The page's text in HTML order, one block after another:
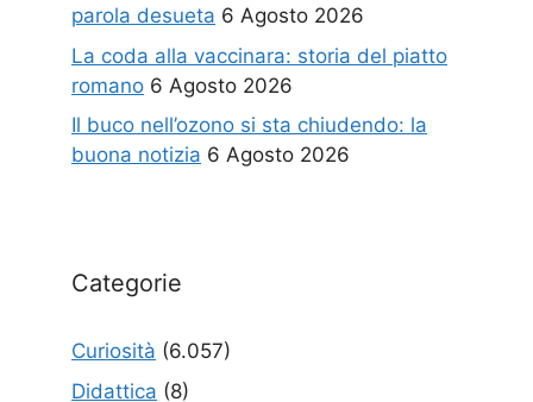
parola desueta 6 Agosto 2026
La coda alla vaccinara: storia del piatto
romano 6 Agosto 2026
Il buco nell’ozono si sta chiudendo: la
buona notizia 6 Agosto 2026
Categorie
Curiosità (6.057)
Didattica (8)